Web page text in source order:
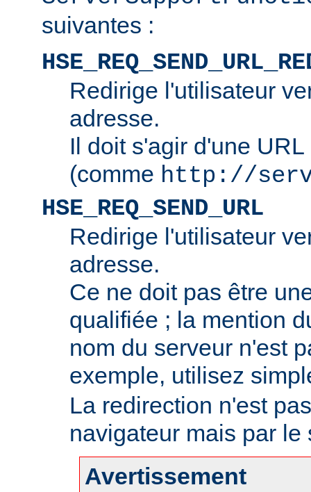
suivantes :
Redirige l'utilisateur
adresse.
Il doit s'agir d'une
(comme http://
HSE_REQ_SEND_URL
Redirige l'utilisateur
adresse.
Ce ne doit pas être
qualifiée ; la mention
nom du serveur n'est
exemple, utilisez
La redirection n'est
navigateur mais par le
Avertissement